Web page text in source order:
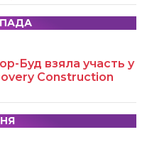
Буд взяла участь у
Construction